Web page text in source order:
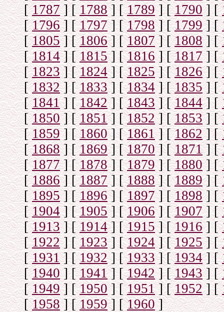
[1787] [1788] [1789 ] [1790] [
[1796] [1797] [1798] [1799] [
[1805] [1806] [1807] [1808] [
[1814] [1815] [1816] [1817] [
[1823] [1824] [1825] [1826] [
[1832] [1833] [1834 ] [1835] [
[1841] [1842] [1843] [1844] [
[1850] [1851] [1852] [1853] [
[1859] [1860] [1861] [1862] [
[1868] [1869] [1870] [1871] [
[1877] [1878] [1879] [1880] [
[1886] [1887] [1888] [1889] [
[1895] [1896] [1897] [1898] [
[1904] [1905] [1906] [1907] [
[1913] [1914] [1915] [1916] [
[1922] [1923] [1924] [1925] [
[1931] [1932] [1933] [1934] [
[1940] [1941] [1942] [1943] [
[1949] [1950] [1951] [1952] [
[1958] [1959] [1960]